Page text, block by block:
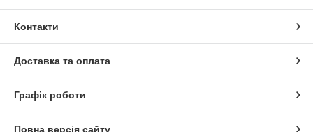
Контакти
Доставка та оплата
Графік роботи
Повна версія сайту